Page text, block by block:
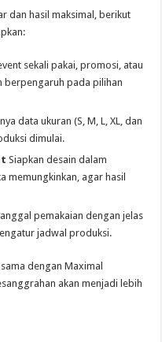
dan hasil maksimal, berikut
sekali pakai, promosi, atau
berpengaruh pada pilihan
data ukuran (S, M, L, XL, dan
dimulai.
Siapkan desain dalam
memungkinkan, agar hasil
pemakaian dengan jelas
jadwal produksi.
dengan Maximal
akan menjadi lebih